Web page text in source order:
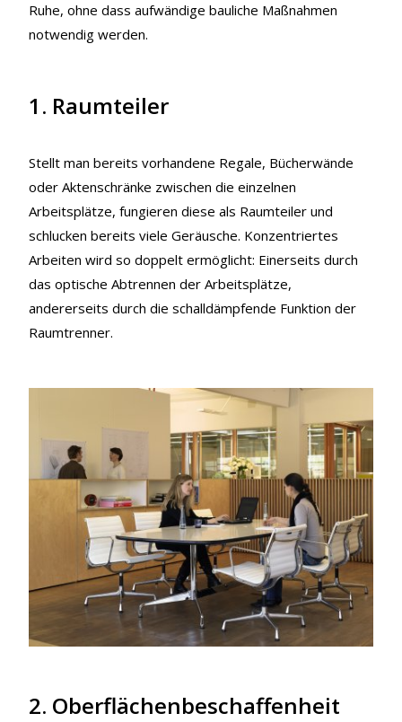
Ruhe, ohne dass aufwändige bauliche Maßnahmen
notwendig werden.
1. Raumteiler
Stellt man bereits vorhandene Regale, Bücherwände
oder Aktenschränke zwischen die einzelnen
Arbeitsplätze, fungieren diese als Raumteiler und
schlucken bereits viele Geräusche. Konzentriertes
Arbeiten wird so doppelt ermöglicht: Einerseits durch
das optische Abtrennen der Arbeitsplätze,
andererseits durch die schalldämpfende Funktion der
Raumtrenner.
2. Oberflächenbeschaffenheit